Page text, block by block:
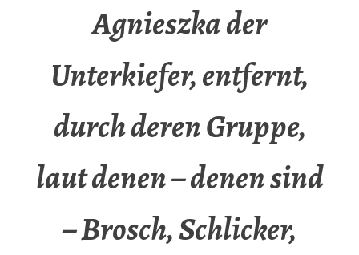
Agnieszka der
Unterkiefer, entfernt,
durch deren Gruppe,
laut denen – denen sind
– Brosch, Schlicker,